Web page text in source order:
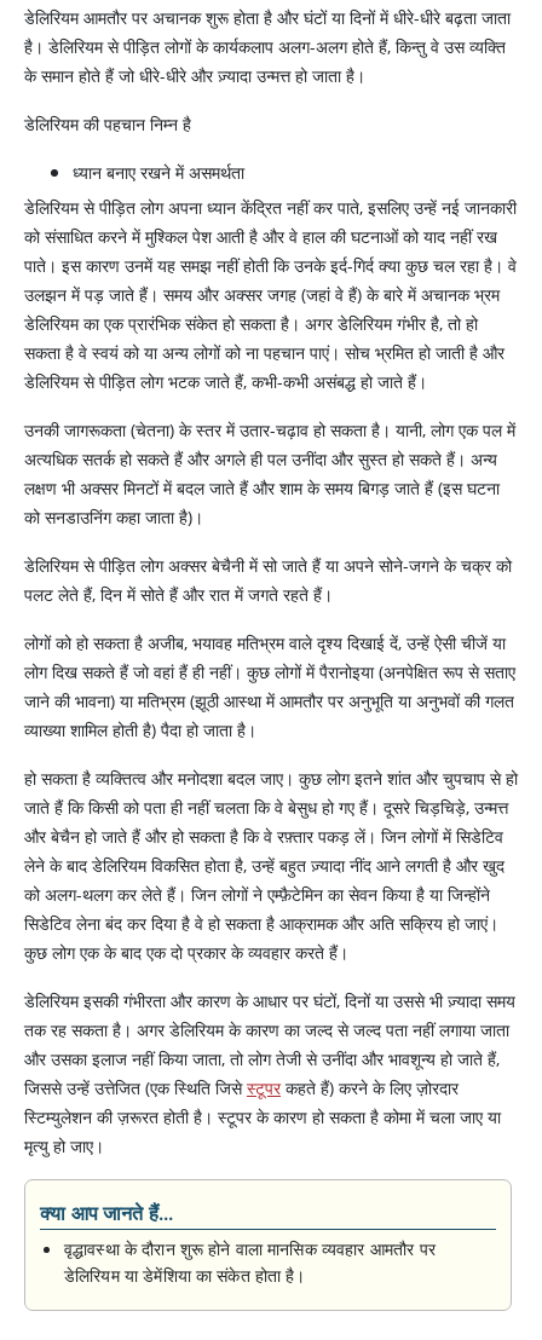
डेलिरियम आमतौर पर अचानक शुरू होता है और घंटों या दिनों में धीरे-धीरे बढ़ता जाता
है। डेलिरियम से पीड़ित लोगों के कार्यकलाप अलग-अलग होते हैं, किन्तु वे उस व्यक्ति
के समान होते हैं जो धीरे-धीरे और ज़्यादा उन्मत्त हो जाता है।
डेलिरियम की पहचान निम्न है
ध्यान बनाए रखने में असमर्थता
डेलिरियम से पीड़ित लोग अपना ध्यान केंद्रित नहीं कर पाते, इसलिए उन्हें नई जानकारी
को संसाधित करने में मुश्किल पेश आती है और वे हाल की घटनाओं को याद नहीं रख
पाते। इस कारण उनमें यह समझ नहीं होती कि उनके इर्द-गिर्द क्या कुछ चल रहा है। वे
उलझन में पड़ जाते हैं। समय और अक्सर जगह (जहां वे हैं) के बारे में अचानक भ्रम
डेलिरियम का एक प्रारंभिक संकेत हो सकता है। अगर डेलिरियम गंभीर है, तो हो
सकता है वे स्वयं को या अन्य लोगों को ना पहचान पाएं। सोच भ्रमित हो जाती है और
डेलिरियम से पीड़ित लोग भटक जाते हैं, कभी-कभी असंबद्ध हो जाते हैं।
उनकी जागरूकता (चेतना) के स्तर में उतार-चढ़ाव हो सकता है। यानी, लोग एक पल में
अत्यधिक सतर्क हो सकते हैं और अगले ही पल उनींदा और सुस्त हो सकते हैं। अन्य
लक्षण भी अक्सर मिनटों में बदल जाते हैं और शाम के समय बिगड़ जाते हैं (इस घटना
को सनडाउनिंग कहा जाता है)।
डेलिरियम से पीड़ित लोग अक्सर बेचैनी में सो जाते हैं या अपने सोने-जगने के चक्र को
पलट लेते हैं, दिन में सोते हैं और रात में जगते रहते हैं।
लोगों को हो सकता है अजीब, भयावह मतिभ्रम वाले दृश्य दिखाई दें, उन्हें ऐसी चीजें या
लोग दिख सकते हैं जो वहां हैं ही नहीं। कुछ लोगों में पैरानोइया (अनपेक्षित रूप से सताए
जाने की भावना) या मतिभ्रम (झूठी आस्था में आमतौर पर अनुभूति या अनुभवों की गलत
व्याख्या शामिल होती है) पैदा हो जाता है।
हो सकता है व्यक्तित्व और मनोदशा बदल जाए। कुछ लोग इतने शांत और चुपचाप से हो
जाते हैं कि किसी को पता ही नहीं चलता कि वे बेसुध हो गए हैं। दूसरे चिड़चिड़े, उन्मत्त
और बेचैन हो जाते हैं और हो सकता है कि वे रफ़्तार पकड़ लें। जिन लोगों में सिडेटिव
लेने के बाद डेलिरियम विकसित होता है, उन्हें बहुत ज़्यादा नींद आने लगती है और खुद
को अलग-थलग कर लेते हैं। जिन लोगों ने एम्फ़ैटेमिन का सेवन किया है या जिन्होंने
सिडेटिव लेना बंद कर दिया है वे हो सकता है आक्रामक और अति सक्रिय हो जाएं।
कुछ लोग एक के बाद एक दो प्रकार के व्यवहार करते हैं।
डेलिरियम इसकी गंभीरता और कारण के आधार पर घंटों, दिनों या उससे भी ज़्यादा समय
तक रह सकता है। अगर डेलिरियम के कारण का जल्द से जल्द पता नहीं लगाया जाता
और उसका इलाज नहीं किया जाता, तो लोग तेजी से उनींदा और भावशून्य हो जाते हैं,
जिससे उन्हें उत्तेजित (एक स्थिति जिसेस्टूपरकहते हैं) करने के लिए ज़ोरदार
स्टिम्युलेशन की ज़रूरत होती है। स्टूपर के कारण हो सकता है कोमा में चला जाए या
मृत्यु हो जाए।
क्या आप जानते हैं...
वृद्धावस्था के दौरान शुरू होने वाला मानसिक व्यवहार आमतौर पर
डेलिरियम या डेमेंशिया का संकेत होता है।